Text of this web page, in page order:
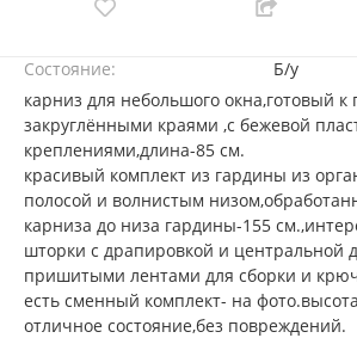
Состояние:
Б/у
карниз для небольшого окна,готовый
закруглёнными краями ,с бежевой
креплениями,длина-85 см.
красивый комплект из гардины из
полосой и волнистым
карниза до низа гардины-155
шторки с драпировкой и центральной
пришитыми лентами для сборки и
есть сменный комплект- на
отличное состояние,без повреждений.